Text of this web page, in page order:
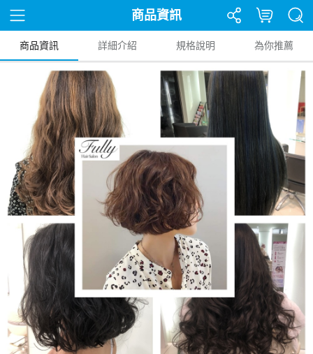
商品資訊
商品資訊 詳細介紹 規格說明 為你推薦